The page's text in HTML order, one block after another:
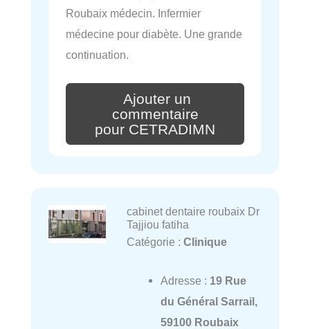
Roubaix médecin. Infermier
médecine pour diabète. Une grande
continuation.
Ajouter un
commentaire
pour CETRADIMN
cabinet dentaire roubaix Dr
Tajjiou fatiha
Catégorie : Clinique
Adresse : 19 Rue
du Général Sarrail,
59100 Roubaix